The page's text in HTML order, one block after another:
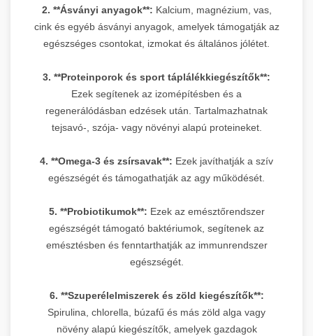
2. **Ásványi anyagok**: Kalcium, magnézium, vas,
cink és egyéb ásványi anyagok, amelyek támogatják az
egészséges csontokat, izmokat és általános jólétet.
3. **Proteinporok és sport táplálékkiegészítők**:
Ezek segítenek az izomépítésben és a
regenerálódásban edzések után. Tartalmazhatnak
tejsavó-, szója- vagy növényi alapú proteineket.
4. **Omega-3 és zsírsavak**: Ezek javíthatják a szív
egészségét és támogathatják az agy működését.
5. **Probiotikumok**: Ezek az emésztőrendszer
egészségét támogató baktériumok, segítenek az
emésztésben és fenntarthatják az immunrendszer
egészségét.
6. **Szuperélelmiszerek és zöld kiegészítők**:
Spirulina, chlorella, búzafű és más zöld alga vagy
növény alapú kiegészítők, amelyek gazdagok